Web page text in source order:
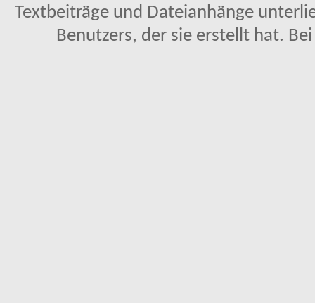
Textbeiträge und Dateianhänge
Benutzers, der sie erstellt hat.